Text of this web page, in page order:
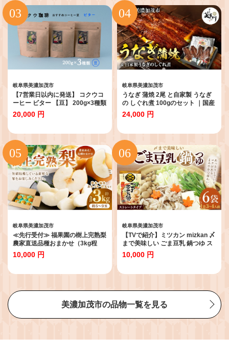
岐阜県美濃加茂市
【7営業日以内に発送】 コクウコ
ーヒー ビター 【豆】 200g×3種類
| こだわり 珈琲 コーヒー 飲み比べ
自家焙煎 美濃加茂
20,000 円
岐阜県美濃加茂市
うなぎ 蒲焼 2尾 と自家製 うなぎ
の しぐれ煮 100gのセット ｜国産
鰻 かば焼き しぐれ しぐれ煮 たれ
山椒 わさび 付き セット 冷凍 小分
24,000 円
岐阜県美濃加茂市
≪先行受付≫ 福果園の樹上完熟梨
農家直送品種おまかせ（3kg程
度）5～9玉 | 福果園 梨 果物 果実
完熟 フルーツ 冷蔵 農家直送 新鮮
甘太 岐阜県 美濃加茂市 送料無料
予定】
10,000 円
岐阜県美濃加茂市
【TVで紹介】ミツカン mizkan 〆
まで美味しい ごま豆乳 鍋つゆ ス
トレートタイプ（750g×6袋）鍋
鍋の素 鍋スープ なべつゆ ごま 豆
10,000 円
美濃加茂市の品物一覧を見る